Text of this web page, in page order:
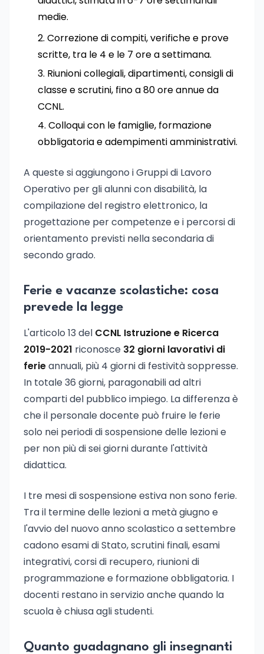
medie.
Correzione di compiti, verifiche e prove
scritte, tra le 4 e le 7 ore a settimana.
Riunioni collegiali, dipartimenti, consigli di
classe e scrutini, fino a 80 ore annue da
CCNL.
Colloqui con le famiglie, formazione
obbligatoria e adempimenti amministrativi.
A queste si aggiungono i Gruppi di Lavoro
Operativo per gli alunni con disabilità, la
compilazione del registro elettronico, la
progettazione per competenze e i percorsi di
orientamento previsti nella secondaria di
secondo grado.
Ferie e vacanze scolastiche: cosa
prevede la legge
L'articolo 13 del CCNL Istruzione e Ricerca
2019-2021 riconosce 32 giorni lavorativi di
ferieannuali, più 4 giorni di festività soppresse.
In totale 36 giorni, paragonabili ad altri
comparti del pubblico impiego. La differenza è
che il personale docente può fruire le ferie
solo nei periodi di sospensione delle lezioni e
per non più di sei giorni durante l'attività
didattica.
I tre mesi di sospensione estiva non sono ferie.
Tra il termine delle lezioni a metà giugno e
l'avvio del nuovo anno scolastico a settembre
cadono esami di Stato, scrutini finali, esami
integrativi, corsi di recupero, riunioni di
programmazione e formazione obbligatoria. I
docenti restano in servizio anche quando la
scuola è chiusa agli studenti.
Quanto guadagnano gli insegnanti